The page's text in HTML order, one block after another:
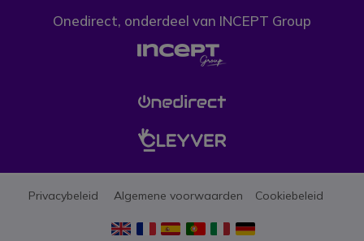
Onedirect, onderdeel van INCEPT Group
Privacybeleid Algemene voorwaarden Cookiebeleid